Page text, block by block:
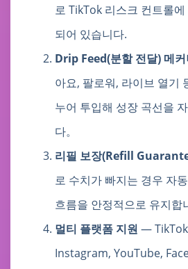
로 TikTok 리스크 컨트롤
되어 있습니다.
Drip Feed(분할 전달) 메
아요, 팔로워, 라이브 열기
누어 투입해 성장 곡선을
다。
리필 보장(Refill
로 수치가 빠지는 경우 자
흐름을 안정적으로 유지합
멀티 플랫폼 지원 —
Instagram, YouTube,